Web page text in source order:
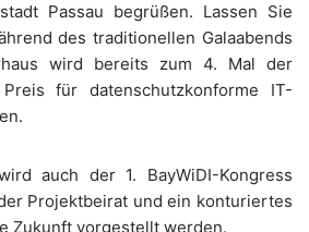
Passau begrüßen. Lassen Sie
des traditionellen Galaabends
wird bereits zum 4. Mal der
für datenschutzkonforme IT-
auch der 1. BayWiDI-Kongress
Projektbeirat und ein konturiertes
Zukunft vorgestellt werden.